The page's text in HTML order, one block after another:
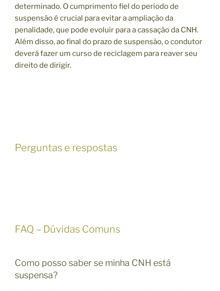
determinado. O cumprimento fiel do período de
suspensão é crucial para evitar a ampliação da
penalidade, que pode evoluir para a cassação da CNH.
Além disso, ao final do prazo de suspensão, o condutor
deverá fazer um curso de reciclagem para reaver seu
direito de dirigir.
Perguntas e respostas
FAQ – Dúvidas Comuns
Como posso saber se minha CNH está
suspensa?